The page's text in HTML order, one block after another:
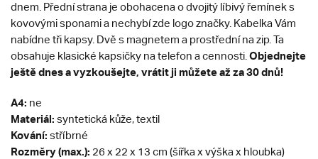
dnem. Přední strana je obohacena o dvojitý líbivý řemínek s
kovovými sponami a nechybí zde logo značky. Kabelka Vám
nabídne tři kapsy. Dvě s magnetem a prostřední na zip. Ta
obsahuje klasické kapsičky na telefon a cennosti. Objednejte
ještě dnes a vyzkoušejte, vrátit ji můžete až za 30 dnů!
A4: ne
Materiál: syntetická kůže, textil
Kování: stříbrné
Rozměry (max.): 26 x 22 x 13 cm (šířka x výška x hloubka)